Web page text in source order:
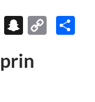
T
e
S
a
C